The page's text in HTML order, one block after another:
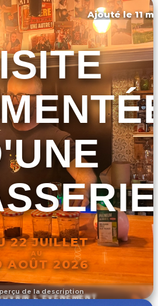
de la description
Ajouté le 11
22 JUILLET
AU
AOÛT 2026
L'ÉVÉNEMENT